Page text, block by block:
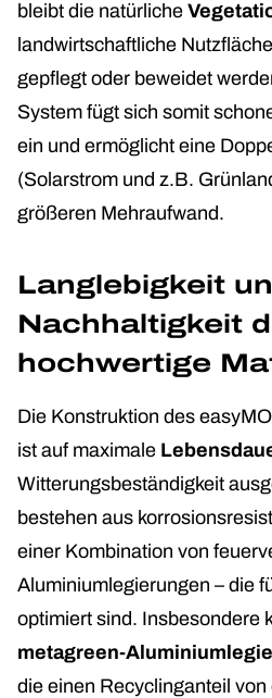
bleibt die natürliche
landwirtschaftliche
gepflegt oder beweidet
System fügt sich somit
ein und ermöglicht eine
(Solarstrom und z.B.
größeren Mehraufwand.
Langlebigkeit
Nachhaltigkeit
hochwertige
Die Konstruktion des
ist auf maximale
Witterungsbeständigkeit
bestehen aus
einer Kombination von
Aluminiumlegierungen – die
optimiert sind. Insbesondere
metagreen-
die einen Recyclinganteil